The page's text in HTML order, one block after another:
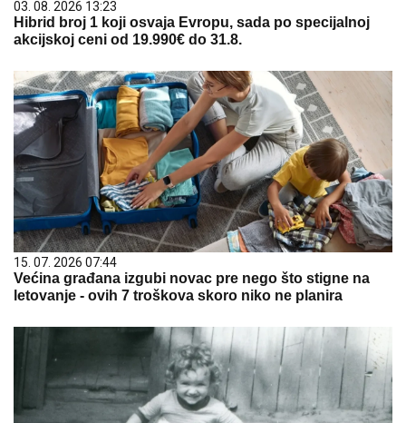
03. 08. 2026 13:23
Hibrid broj 1 koji osvaja Evropu, sada po specijalnoj
akcijskoj ceni od 19.990€ do 31.8.
15. 07. 2026 07:44
Većina građana izgubi novac pre nego što stigne na
letovanje - ovih 7 troškova skoro niko ne planira